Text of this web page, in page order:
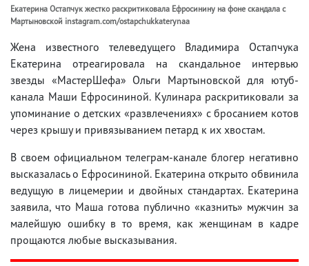
Екатерина Остапчук жестко раскритиковала Ефросинину на фоне скандала с
Мартыновской instagram.com/ostapchukkaterynaa
Жена известного телеведущего Владимира Остапчука
Екатерина отреагировала на скандальное интервью
звезды «МастерШефа» Ольги Мартыновской для ютуб-
канала Маши Ефросининой. Кулинара раскритиковали за
упоминание о детских «развлечениях» с бросанием котов
через крышу и привязыванием петард к их хвостам.
В своем официальном телеграм-канале блогер негативно
высказалась о Ефросининой. Екатерина открыто обвинила
ведущую в лицемерии и двойных стандартах. Екатерина
заявила, что Маша готова публично «казнить» мужчин за
малейшую ошибку в то время, как женщинам в кадре
прощаются любые высказывания.